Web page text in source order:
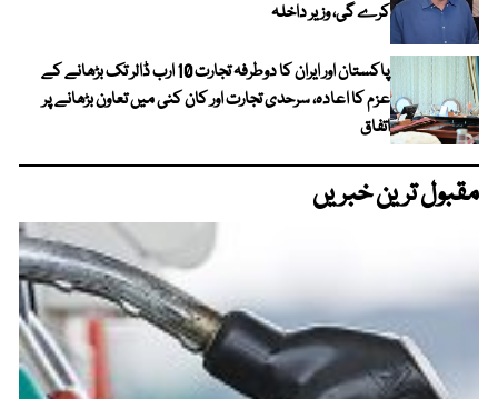
کرے گی، وزیر داخلہ
پاکستان اور ایران کا دوطرفہ تجارت 10 ارب ڈالر تک بڑھانے کے
عزم کا اعادہ، سرحدی تجارت اور کان کنی میں تعاون بڑھانے پر
اتفاق
مقبول ترین خبریں